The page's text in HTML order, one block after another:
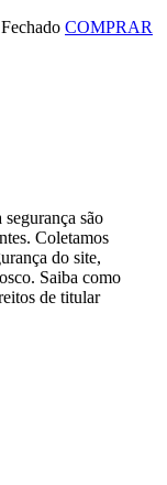
COMPRAR
são
Coletamos
do site,
Saiba como
de titular